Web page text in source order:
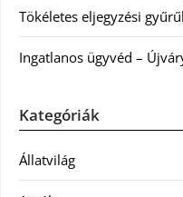
Tökéletes eljegyzési
Ingatlanos ügyvéd –
Kategóriák
Állatvilág